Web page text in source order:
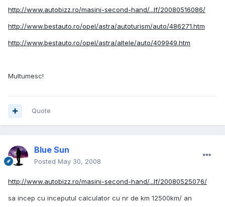
http://www.autobizz.ro/masini-second-hand/...lf/20080516086/
http://www.bestauto.ro/opel/astra/autoturism/auto/486271.htm
http://www.bestauto.ro/opel/astra/altele/auto/409949.htm
Multumesc!
Quote
Blue Sun
Posted May 30, 2008
http://www.autobizz.ro/masini-second-hand/...lf/20080525076/
sa incep cu inceputul calculator cu nr de km 12500km/ an